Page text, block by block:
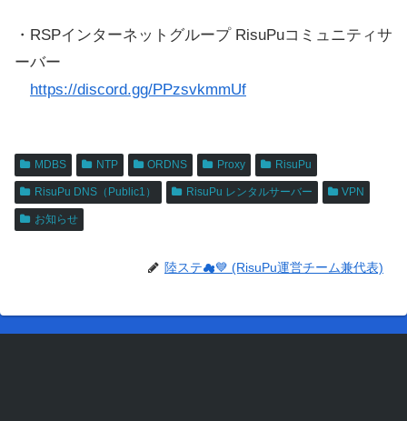
・RSPインターネットグループ RisuPuコミュニティサ
ーバー
https://discord.gg/PPzsvkmmUf
MDBS NTP ORDNS Proxy RisuPu
RisuPu DNS（Public1） RisuPu レンタルサーバー VPN
お知らせ
陸ステ☁💙 (RisuPu運営チーム兼代表)